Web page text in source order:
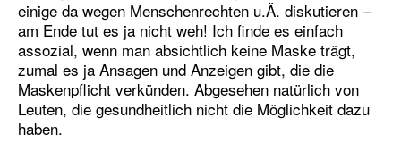
einige da wegen Menschenrechten u.Ä. diskutieren –
am Ende tut es ja nicht weh! Ich finde es einfach
assozial, wenn man absichtlich keine Maske trägt,
zumal es ja Ansagen und Anzeigen gibt, die die
Maskenpflicht verkünden. Abgesehen natürlich von
Leuten, die gesundheitlich nicht die Möglichkeit dazu
haben.